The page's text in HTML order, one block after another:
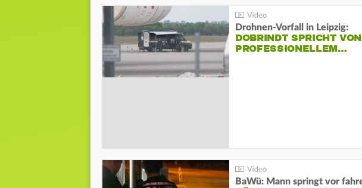
Drohnen-Vorfall in Leipzig:
DOBRINDT SPRICHT VON
PROFESSIONELLEM…